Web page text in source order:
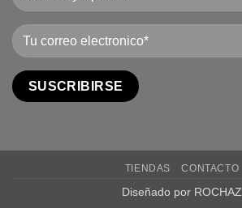
TIENDAS CONTACTO
Diseñado por ROCHAZ